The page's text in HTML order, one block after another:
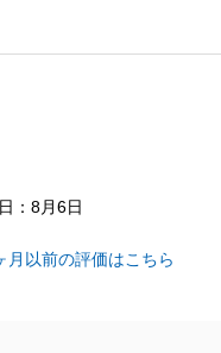
くお願いいたしま
：8月6日
月以前の評価はこちら